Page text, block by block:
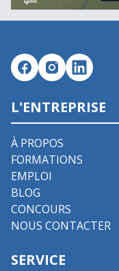
L'ENTREPRISE
À PROPOS
FORMATIONS
EMPLOI
BLOG
CONCOURS
NOUS CONTACTER
SERVICE